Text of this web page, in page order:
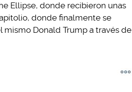
Ellipse, donde recibieron unas
donde finalmente se
Donald Trump a través de